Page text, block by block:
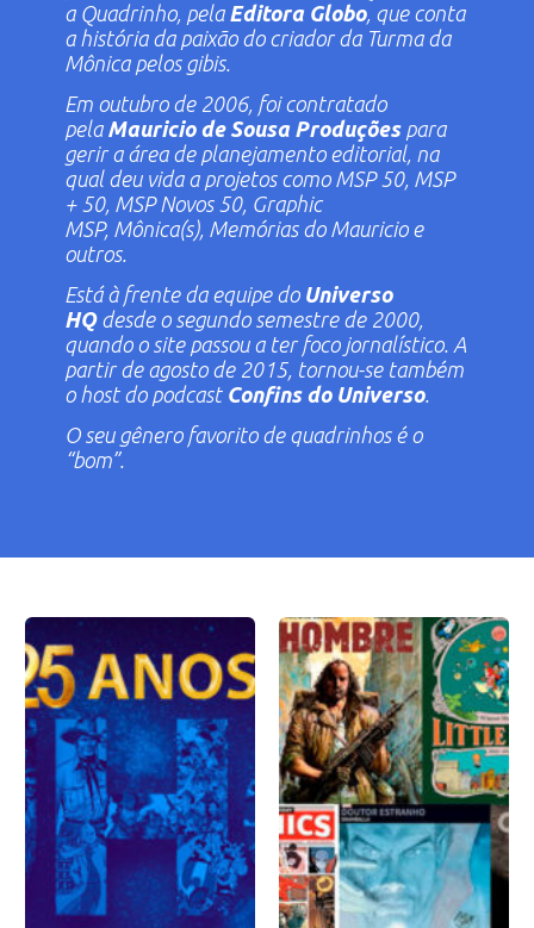
a Quadrinho, pela Editora Globo, que conta
a história da paixão do criador da Turma da
Mônicapelos gibis.
Em outubro de 2006, foi contratado
pela Mauricio de Sousa Produçõespara
gerir a área de planejamento editorial, na
qual deu vida a projetos como MSP 50, MSP
+ 50, MSP Novos 50, Graphic
MSP, Mônica(s), Memórias do Mauricioe
outros.
Está à frente da equipe do Universo
HQdesde o segundo semestre de 2000,
quando o site passou a ter foco jornalístico. A
partir de agosto de 2015, tornou-se também
o hostdo podcast Confins do Universo.
O seu gênero favorito de quadrinhos é o
“bom”.